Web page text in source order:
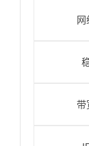
网
带